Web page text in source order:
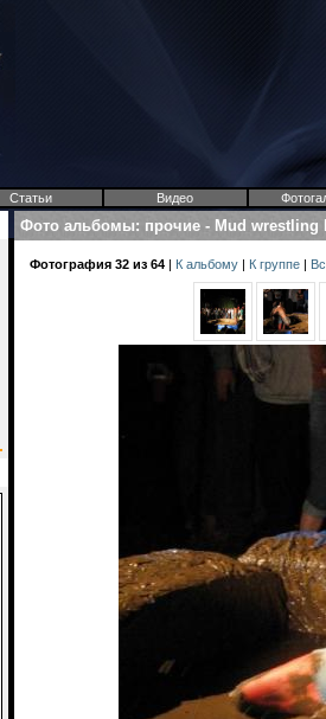
Статьи Видео
Фото альбомы: прочие - Mud wrestling
Фотография 32 из 64 | К альбому | К группе |